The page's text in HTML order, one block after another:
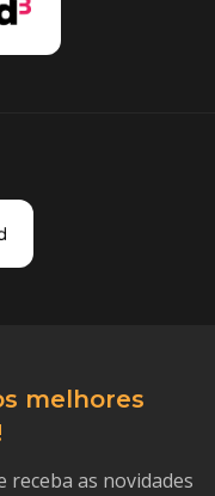
melhores
receba as novidades